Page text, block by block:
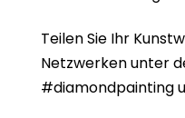
Teilen Sie Ihr
Netzwerken unter
#diamondpainting